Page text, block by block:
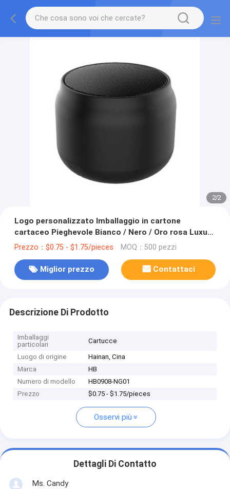
2/2
Logo personalizzato Imballaggio in cartone
cartaceo Pieghevole Bianco / Nero / Oro rosa Luxury
Magnetic Gift Box con chiusura a nastro
Prezzo：$0.75 - $1.75/pieces MOQ：500 pezzi
Miglior prezzo Contattaci
Descrizione Di Prodotto
Imballaggi
particolari
Cartucce
Luogo di origine
Hainan, Cina
Marca
HB
Numero di modello
HB0908-NG01
Prezzo
$0.75 - $1.75/pieces
Osservi più
Dettagli Di Contatto
Ms. Candy